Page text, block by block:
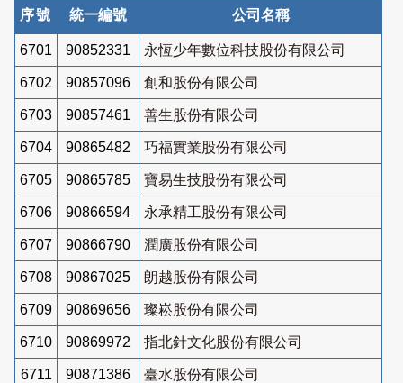
序號 統一編號 公司名稱
6701 90852331 永恆少年數位科技股份有限公司
6702 90857096 創和股份有限公司
6703 90857461 善生股份有限公司
6704 90865482 巧福實業股份有限公司
6705 90865785 寶易生技股份有限公司
6706 90866594 永承精工股份有限公司
6707 90866790 潤廣股份有限公司
6708 90867025 朗越股份有限公司
6709 90869656 璨崧股份有限公司
6710 90869972 指北針文化股份有限公司
6711 90871386 臺水股份有限公司